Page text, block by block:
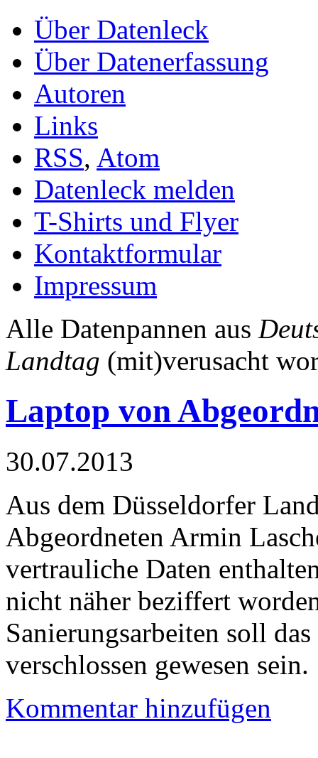
Über Datenleck
Über Datenerfassung
Autoren
Links
RSS, Atom
Datenleck melden
T-Shirts und Flyer
Kontaktformular
Impressum
Alle Datenpannen aus
Landtag (mit)verusacht
Laptop von
30.07.2013
Aus dem Düsseldorfer
Abgeordneten Armin
vertrauliche Daten
nicht näher beziffert
Sanierungsarbeiten soll
verschlossen gewesen sein.
Kommentar hinzufügen